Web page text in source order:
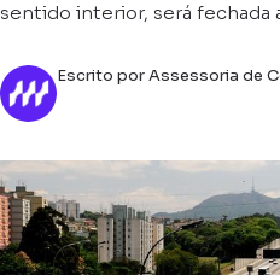
sentido interior, será fechada
Escrito por Assessoria de